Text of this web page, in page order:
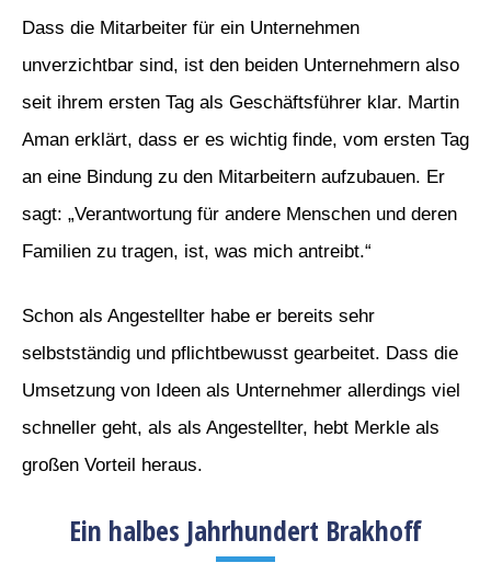
Dass die Mitarbeiter für ein Unternehmen
unverzichtbar sind, ist den beiden Unternehmern also
seit ihrem ersten Tag als Geschäftsführer klar. Martin
Aman erklärt, dass er es wichtig finde, vom ersten Tag
an eine Bindung zu den Mitarbeitern aufzubauen. Er
sagt: „Verantwortung für andere Menschen und deren
Familien zu tragen, ist, was mich antreibt.“
Schon als Angestellter habe er bereits sehr
selbstständig und pflichtbewusst gearbeitet. Dass die
Umsetzung von Ideen als Unternehmer allerdings viel
schneller geht, als als Angestellter, hebt Merkle als
großen Vorteil heraus.
Ein halbes Jahrhundert Brakhoff